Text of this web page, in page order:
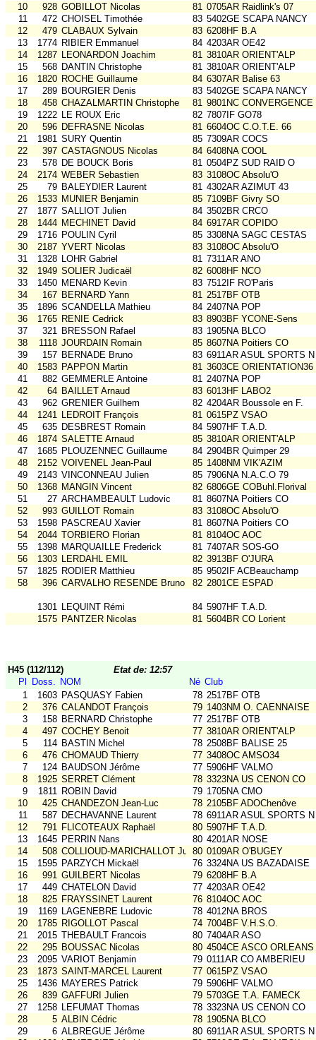
10
928 GOBILLOT Nicolas 81 0705AR Raidlink's 07
11
472 CHOISEL Timothée 83 5402GE SCAPA NANCY
12
479 CLABAUX Sylvain 83 6208HF B.A
13
1774 RIBIER Emmanuel 84 4203AR OE42
14
1287 LEONARDON Joachim 81 3810AR ORIENT'ALP
15
568 DANTIN Christophe 81 3810AR ORIENT'ALP
16
1820 ROCHE Guillaume 84 6307AR Balise 63
17
289 BOURGIER Denis 83 5402GE SCAPA NANCY
18
458 CHAZALMARTIN Christophe 81 9801NC CONVERGENCE
19
1222 LE ROUX Eric 82 7807IF GO78
20
596 DEFRASNE Nicolas 81 6604OC C.O.T.E. 66
21
1981 SURY Quentin 85 7309AR COCS
22
397 CASTAGNOUS Nicolas 84 6408NA COOL
23
578 DE BOUCK Boris 81 0504PZ SUD RAID O
24
2174 WEBER Sebastien 83 3108OC Absolu'O
25
79 BALEYDIER Laurent 81 4302AR AZIMUT 43
26
1533 MUNIER Benjamin 85 7109BF Givry SO
27
1877 SALLIOT Julien 84 3502BR CRCO
28
1444 MECHINET David 84 6917AR COPIDO
29
1716 POULIN Cyril 85 3308NA SAGC CESTAS
30
2187 YVERT Nicolas 83 3108OC Absolu'O
31
1328 LOHR Gabriel 81 7311AR ANO
32
1949 SOLIER Judicaël 82 6008HF NCO
33
1450 MENARD Kevin 83 7512IF RO'Paris
34
167 BERNARD Yann 81 2517BF OTB
35
1896 SCANDELLA Mathieu 84 2407NA POP
36
1765 RENIE Cedrick 83 8903BF YCONE-Sens
37
321 BRESSON Rafael 83 1905NA BLCO
38
1118 JOURDAIN Romain 85 8607NA Poitiers CO
39
157 BERNADE Bruno 83 6911AR ASUL SPORTS
40
1583 PAPPON Martin 81 3603CE ORIENTATION36
41
882 GEMMERLE Antoine 81 2407NA POP
42
64 BAILLET Arnaud 83 6013HF LABO2
43
962 GRENIER Guilhem 82 4204AR Boussole en F.
44
1241 LEDROIT François 81 0615PZ VSAO
45
635 DESBREST Romain 84 5907HF T.A.D.
46
1874 SALETTE Arnaud 85 3810AR ORIENT'ALP
47
1685 PLOUZENNEC Guillaume 84 2904BR Quimper 29
48
2152 VOIVENEL Jean-Paul 85 1408NM VIK'AZIM
49
2143 VINCONNEAU Julien 85 7906NA N.A.C.O 79
50
1368 MANGIN Vincent 82 6806GE COBuhl.Florival
51
27 ARCHAMBEAULT Ludovic 81 8607NA Poitiers CO
52
993 GUILLOT Romain 83 3108OC Absolu'O
53
1598 PASCREAU Xavier 81 8607NA Poitiers CO
54
2044 TORBIERO Florian 81 8104OC AOC
55
1398 MARQUAILLE Frederick 81 7407AR SOS-GO
56
1303 LERDAHL EMIL 82 3913BF O'JURA
57
1825 RODIER Matthieu 85 9502IF ACBeauchamp
58
396 CARVALHO RESENDE Bruno 82 2801CE ESPAD
1301 LEQUINT Rémi 84 5907HF T.A.D.
1575 PANTZER Nicolas 81 5604BR CO Lorient
H45 (112/112)
Etat de: 12:57
Pl
Doss. NOM Né Club
1
1603 PASQUASY Fabien 78 2517BF OTB
2
376 CALANDOT François 79 1403NM O. CAENNAISE
3
158 BERNARD Christophe 77 2517BF OTB
4
497 COCHEY Benoit 77 3810AR ORIENT'ALP
5
114 BASTIN Michel 78 2508BF BALISE 25
6
476 CHOMAUD Thierry 77 3408OC AMSO34
7
124 BAUDSON Jérôme 77 5906HF VALMO
8
1925 SERRET Clément 78 3323NA US CENON CO
9
1811 ROBIN David 79 1705NA CMO
10
425 CHANDEZON Jean-Luc 78 2105BF ADOChenôve
11
587 DECHAVANNE Laurent 78 6911AR ASUL SPORTS
12
791 FLICOTEAUX Raphaël 80 5907HF T.A.D.
13
1645 PERRIN Nans 80 4201AR NOSE
14
508 COLLIOUD-MARICHALLOT Julien
80 0109AR O'BUGEY
15
1595 PARZYCH Mickaël 76 3324NA US BAZADAISE
16
991 GUILBERT Nicolas 79 6208HF B.A
17
449 CHATELON David 77 4203AR OE42
18
825 FRAYSSINET Laurent 76 8104OC AOC
19
1169 LAGENEBRE Ludovic 78 4012NA BROS
20
1785 RIGOLLOT Pascal 74 7004BF V.H.S.O.
21
2015 THEBAULT Francois 80 7404AR ASO
22
295 BOUSSAC Nicolas 80 4504CE ASCO ORLEANS
23
2095 VARIOT Benjamin 79 0111AR CO AMBERIEU
23
1873 SAINT-MARCEL Laurent 77 0615PZ VSAO
25
1436 MAYERES Patrick 79 5906HF VALMO
26
839 GAFFURI Julien 79 5703GE T.A. FAMECK
27
1258 LEFUMAT Thomas 78 3323NA US CENON CO
28
5 ALBIN Cédric 78 1905NA BLCO
29
6 ALBREGUE Jérôme 80 6911AR ASUL SPORTS